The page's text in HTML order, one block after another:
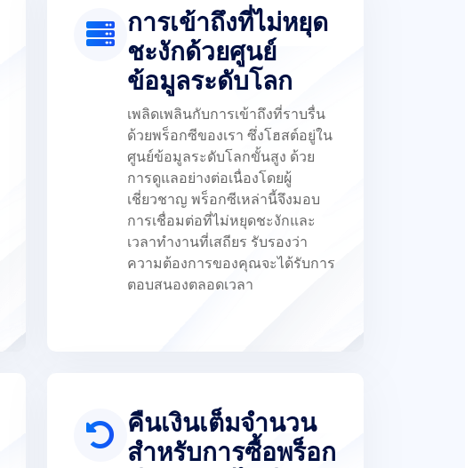
การเข้าถึงที่ไม่หยุด
ชะงักด้วยศูนย์
ข้อมูลระดับโลก
เพลิดเพลินกับการเข้าถึงที่ราบรื่น
ด้วยพร็อกซีของเรา ซึ่งโฮสต์อยู่ใน
ศูนย์ข้อมูลระดับโลกขั้นสูง ด้วย
การดูแลอย่างต่อเนื่องโดยผู้
เชี่ยวชาญ พร็อกซีเหล่านี้จึงมอบ
การเชื่อมต่อที่ไม่หยุดชะงักและ
เวลาทำงานที่เสถียร รับรองว่า
ความต้องการของคุณจะได้รับการ
ตอบสนองตลอดเวลา
คืนเงินเต็มจำนวน
สำหรับการซื้อพร็อก